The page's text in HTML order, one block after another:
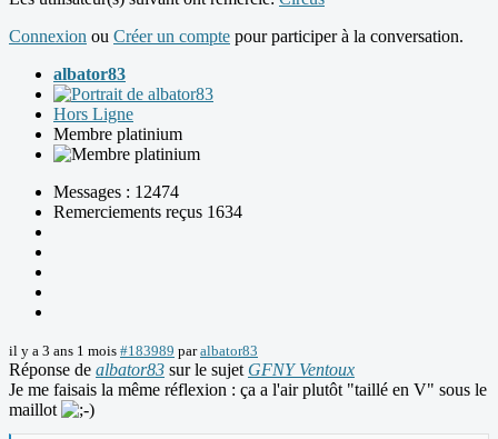
Connexion ou Créer un compte pour participer à la conversation.
albator83
Hors Ligne
Membre platinium
Messages : 12474
Remerciements reçus 1634
il y a 3 ans 1 mois #183989 paralbator83
Réponse de albator83 sur le sujet GFNY Ventoux
Je me faisais la même réflexion : ça a l'air plutôt "taillé en V" sous le
maillot